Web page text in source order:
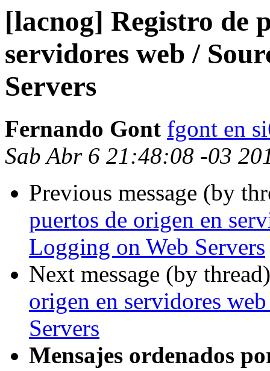
[lacnog] Registro de
servidores web /
Servers
Fernando Gont fgont en
Sab Abr 6 21:48:08 -03
Previous message (by
puertos de origen en
Logging on Web Servers
Next message (by
origen en servidores
Servers
Mensajes ordenados